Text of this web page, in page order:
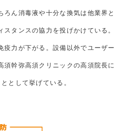
ん消毒液や十分な換気は他業界と
タンスの協力を投げかけている。
力が下がる。設備以外でユーザー
幹弥高須クリニックの高須院長に
として挙げている。